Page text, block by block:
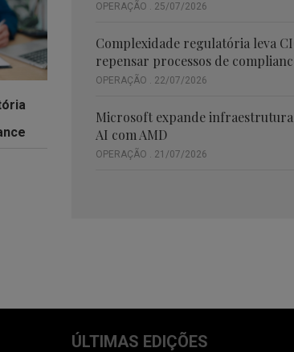
OPERAÇÃO . 25/07/2026
Complexidade regulatória leva
repensar processos de
OPERAÇÃO . 22/07/2026
Microsoft expande
AI com AMD
OPERAÇÃO . 21/07/2026
ÚLTIMAS EDIÇÕES